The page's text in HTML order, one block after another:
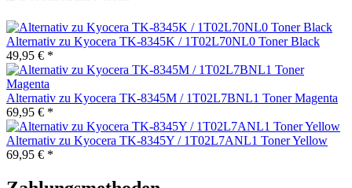
Alternativ zu Kyocera TK-8345K / 1T02L70NL0 Toner Black
49,95 € *
Alternativ zu Kyocera TK-8345M / 1T02L7BNL1 Toner Magenta
69,95 € *
Alternativ zu Kyocera TK-8345Y / 1T02L7ANL1 Toner Yellow
69,95 € *